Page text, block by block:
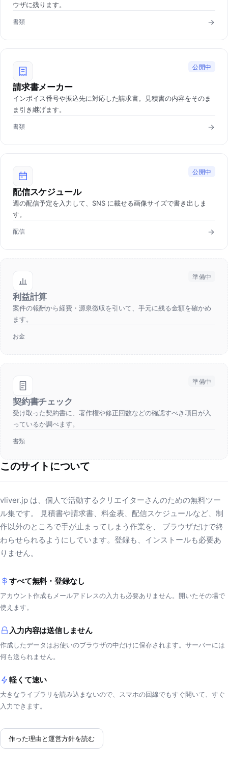
ウザに残ります。
書類
公開中
請求書メーカー
インボイス番号や振込先に対応した請求書。見積書の内容をそのま
ま引き継げます。
書類
公開中
配信スケジュール
週の配信予定を入力して、SNS に載せる画像サイズで書き出しま
す。
配信
準備中
利益計算
案件の報酬から経費・源泉徴収を引いて、手元に残る金額を確かめ
ます。
お金
準備中
契約書チェック
受け取った契約書に、著作権や修正回数などの確認すべき項目が入
っているか調べます。
書類
このサイトについて
vliver.jp は、個人で活動するクリエイターさんのための無料ツー
ル集です。 見積書や請求書、料金表、配信スケジュールなど、制
作以外のところで手が止まってしまう作業を、 ブラウザだけで終
わらせられるようにしています。登録も、インストールも必要あ
りません。
すべて無料・登録なし
アカウント作成もメールアドレスの入力も必要ありません。開いたその場で
使えます。
入力内容は送信しません
作成したデータはお使いのブラウザの中だけに保存されます。サーバーには
何も送られません。
軽くて速い
大きなライブラリを読み込まないので、スマホの回線でもすぐ開いて、すぐ
入力できます。
作った理由と運営方針を読む